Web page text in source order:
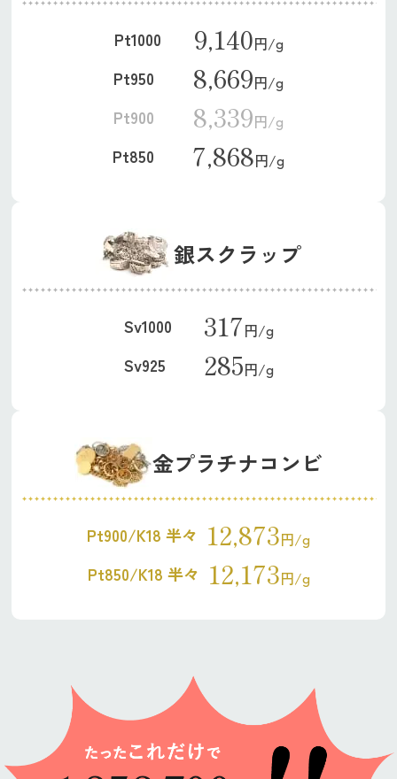
Pt1000 9,140円/g
Pt950 8,669円/g
Pt900 8,339円/g
Pt850 7,868円/g
銀スクラップ
Sv1000 317円/g
Sv925 285円/g
金プラチナコンビ
Pt900/K18 半々 12,873円/g
Pt850/K18 半々 12,173円/g